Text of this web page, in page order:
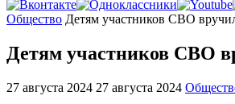
Главная
Общество Детям участников СВО
Детям участников СВО
27 августа 2024 27 августа 2024